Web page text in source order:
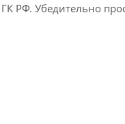
РФ. Убедительно